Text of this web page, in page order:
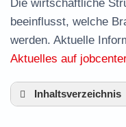
Die wirtschaftliche
beeinflusst, welche
werden. Aktuelle
Aktuelles auf
Inhaltsverzeichnis